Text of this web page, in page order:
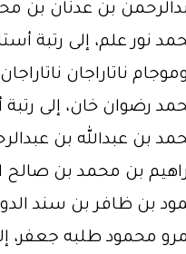
بن عدنان
نور علم، إلى رتبة
ناتاراجان
رضوان خان، إلى
بن عبدالله بن
بن محمد بن
بن ظافر بن سند
محمود طلبه جعفر،